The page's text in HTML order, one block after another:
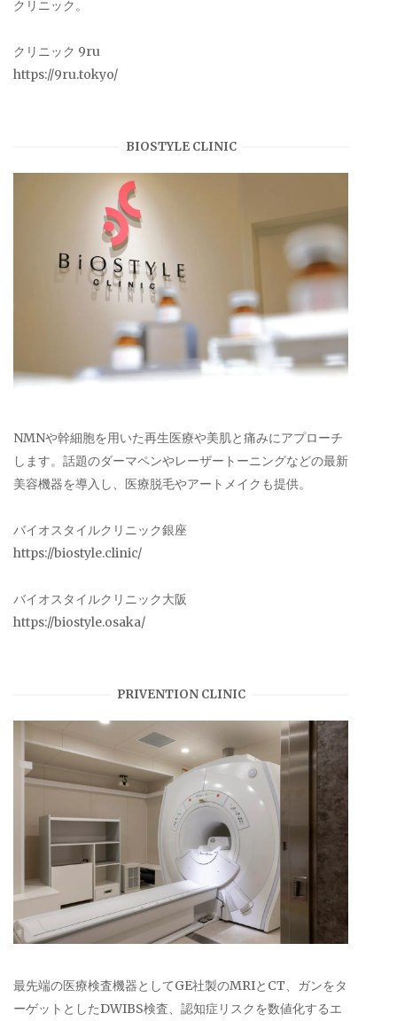
クリニック。
クリニック 9ru
https://9ru.tokyo/
BIOSTYLE CLINIC
NMNや幹細胞を用いた再生医療や美肌と痛みにアプローチ
します。話題のダーマペンやレーザートーニングなどの最新
美容機器を導入し、医療脱毛やアートメイクも提供。
バイオスタイルクリニック銀座
https://biostyle.clinic/
バイオスタイルクリニック大阪
https://biostyle.osaka/
PRIVENTION CLINIC
最先端の医療検査機器としてGE社製のMRIとCT、ガンをタ
ーゲットとしたDWIBS検査、認知症リスクを数値化するエ